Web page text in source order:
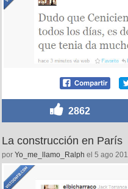
2862
La construcción en París
por Yo_me_llamo_Ralph el 5 ago